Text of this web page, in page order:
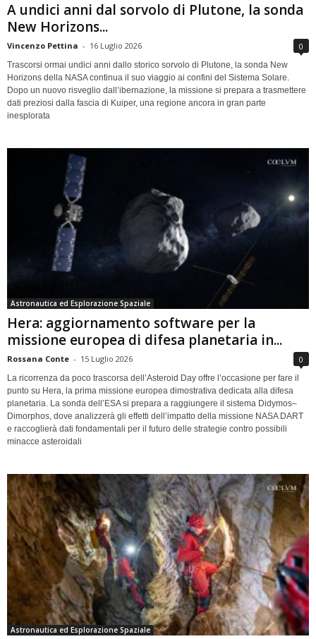
A undici anni dal sorvolo di Plutone, la sonda
New Horizons...
Vincenzo Pettina - 16 Luglio 2026 0
Trascorsi ormai undici anni dallo storico sorvolo di Plutone, la sonda New
Horizons della NASA continua il suo viaggio ai confini del Sistema Solare.
Dopo un nuovo risveglio dall’ibernazione, la missione si prepara a trasmettere
dati preziosi dalla fascia di Kuiper, una regione ancora in gran parte
inesplorata
Astronautica ed Esplorazione Spaziale
Hera: aggiornamento software per la
missione europea di difesa planetaria in...
Rossana Conte - 15 Luglio 2026 0
La ricorrenza da poco trascorsa dell’Asteroid Day offre l’occasione per fare il
punto su Hera, la prima missione europea dimostrativa dedicata alla difesa
planetaria. La sonda dell’ESA si prepara a raggiungere il sistema Didymos–
Dimorphos, dove analizzerà gli effetti dell’impatto della missione NASA DART
e raccoglierà dati fondamentali per il futuro delle strategie contro possibili
minacce asteroidali
Astronautica ed Esplorazione Spaziale